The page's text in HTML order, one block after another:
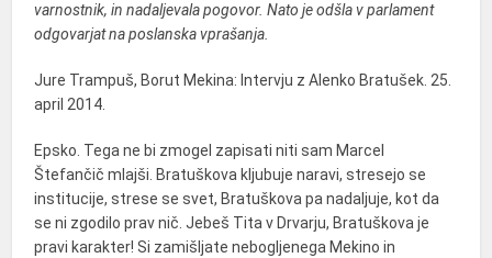
varnostnik, in nadaljevala pogovor. Nato je odšla v parlament
odgovarjat na poslanska vprašanja.
Jure Trampuš, Borut Mekina: Intervju z Alenko Bratušek. 25.
april 2014.
Epsko. Tega ne bi zmogel zapisati niti sam Marcel
Štefančič mlajši. Bratuškova kljubuje naravi, stresejo se
institucije, strese se svet, Bratuškova pa nadaljuje, kot da
se ni zgodilo prav nič. Jebeš Tita v Drvarju, Bratuškova je
pravi karakter! Si zamišljate nebogljenega Mekino in